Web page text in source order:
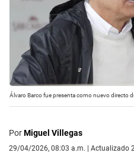
Álvaro Barco fue presenta como nuevo directo
PorMiguel Villegas
29/04/2026, 08:03 a.m. | Actualizado